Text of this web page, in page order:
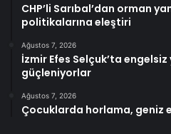
CHP’li Sarıbal’dan orman
politikalarına eleştiri
Ağustos 7, 2026
İzmir Efes Selçuk’ta
güçleniyorlar
Ağustos 7, 2026
Çocuklarda horlama, geniz